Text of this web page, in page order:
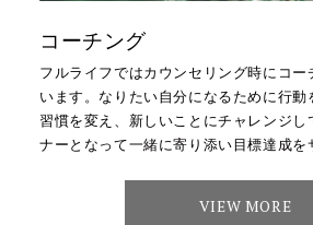
コーチング
フルライフではカウンセリング時にコー
います。なりたい自分になるために行
習慣を変え、新しいことにチャレンジし
ナーとなって一緒に寄り添い目標達成を
VIEW MORE